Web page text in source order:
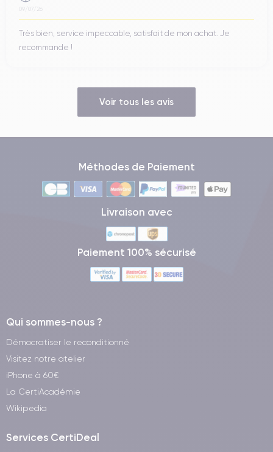
09/07/26
Très bien, service impeccable, satisfait de mon achat. Je
recommande !
Voir tous les avis
Méthodes de Paiement
Livraison avec
Paiement 100% sécurisé
Qui sommes-nous ?
Démocratiser le reconditionné
Visitez notre atelier
iPhone à 60€
La CertiAcadémie
Wikipedia
Services CertiDeal